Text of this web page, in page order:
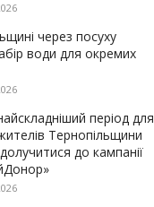
через посуху
води для окремих
період для
Тернопільщини
до кампанії